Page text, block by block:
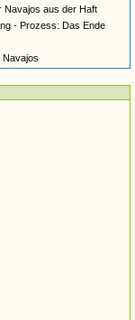
Navajos aus der Haft
- Prozess: Das Ende
Navajos